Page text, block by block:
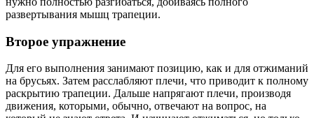
развертывания мышц трапеции.
Второе упражнение
Для его выполнения занимают позицию, как и для отжиманий
на брусьях. Затем расслабляют плечи, что приводит к полному
раскрытию трапеции. Дальше напрягают плечи, производя
движения, которыми, обычно, отвечают на вопрос, на